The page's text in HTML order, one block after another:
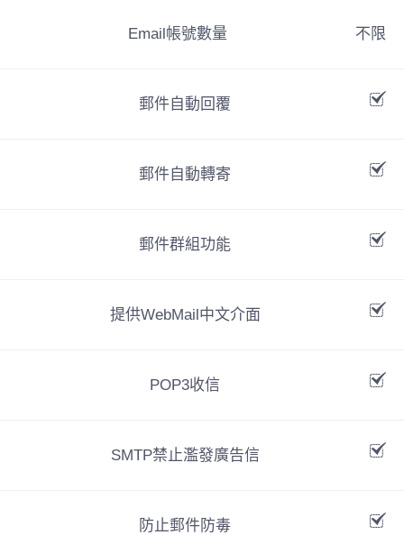
Email帳號數量 不限
郵件自動回覆
郵件自動轉寄
郵件群組功能
提供WebMail中文介面
POP3收信
SMTP禁止濫發廣告信
防止郵件防毒